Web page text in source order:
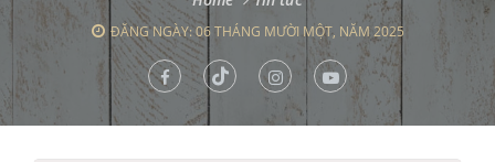
ĐĂNG NGÀY: 06 THÁNG MƯỜI MỘT, NĂM 2025